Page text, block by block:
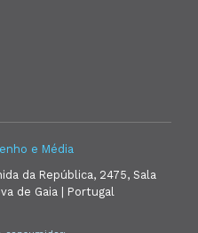
e Média
da República, 2475, Sala
de Gaia | Portugal